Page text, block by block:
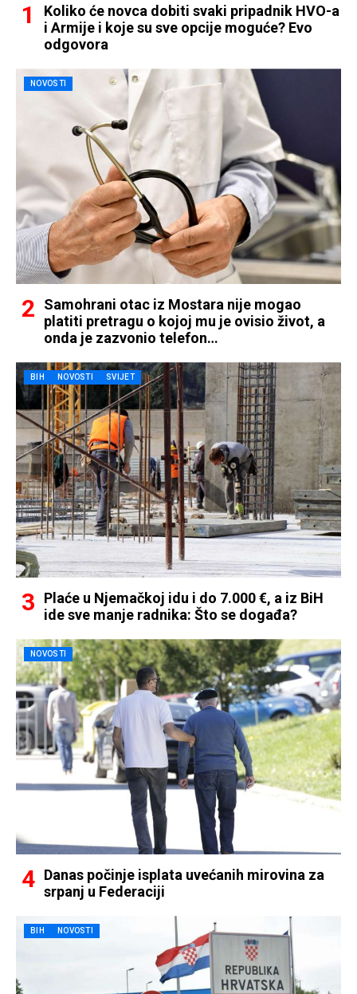
Koliko će novca dobiti svaki pripadnik HVO-a
i Armije i koje su sve opcije moguće? Evo
odgovora
NOVOSTI
Samohrani otac iz Mostara nije mogao
platiti pretragu o kojoj mu je ovisio život, a
onda je zazvonio telefon…
BIH NOVOSTI SVIJET
Plaće u Njemačkoj idu i do 7.000 €, a iz BiH
ide sve manje radnika: Što se događa?
NOVOSTI
Danas počinje isplata uvećanih mirovina za
srpanj u Federaciji
BIH NOVOSTI